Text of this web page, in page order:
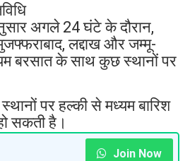
अगले 24 घंटे के दौरान,
लद्दाख और जम्मू-
बरसात के साथ कुछ स्थानों पर
पर हल्की से मध्यम बारिश
सकती है।
Join Now